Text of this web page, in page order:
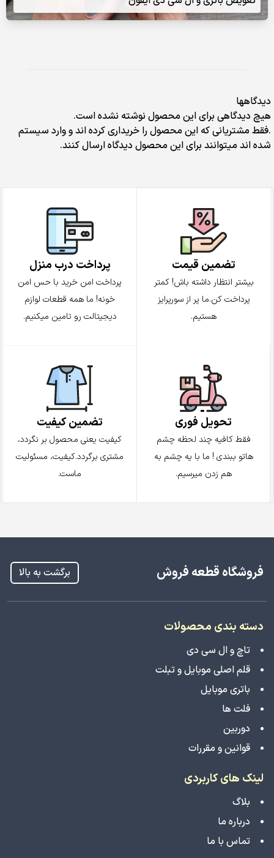
دیدگاهها
هیچ دیدگاهی برای این محصول نوشته نشده است.
.فقط مشتریانی که این محصول را خریداری کرده اند و وارد سیستم
شده اند میتوانند برای این محصول دیدگاه ارسال کنند.
تضمین قیمت
بیشتر انتظار داشته باش! کمتر
پرداخت کن.ما پر از سورپرایز
هستیم.
پرداخت درب منزل
پرداخت امن خرید با حس امن
خونه! ما همه قطعات لوازم
دیجیتالت رو تامین میکنیم.
تحویل فوری
فقط کافیه چند لحظه چشم
هاتو ببندی ! ما با یه چشم به
هم زدن میرسیم.
تضمین کیفیت
کیفیت یعنی محصول بر نگردد،
مشتری برگردد.کیفیت، مسئولیت
ماست.
فروشگاه قطعه فروش برگشت به بالا
دسته بندی محصولات
تاچ و ال سی دی
قلم اصلی موبایل و تبلت
باتری موبایل
فلت ها
دوربین
قوانین و مقررات
لینک های کاربردی
بلاگ
درباره ما
تماس با ما